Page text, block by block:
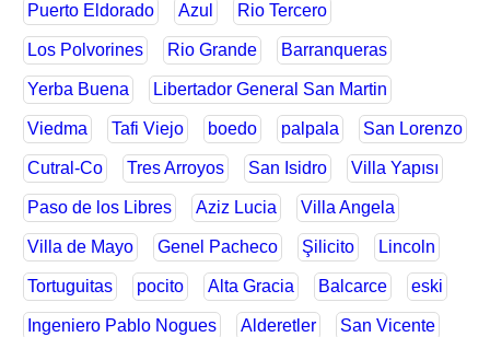
Puerto Eldorado Azul Rio Tercero
Los Polvorines Rio Grande Barranqueras
Yerba Buena Libertador General San Martin
Viedma Tafi Viejo boedo palpala San Lorenzo
Cutral-Co Tres Arroyos San Isidro Villa Yapısı
Paso de los Libres Aziz Lucia Villa Angela
Villa de Mayo Genel Pacheco Şilicito Lincoln
Tortuguitas pocito Alta Gracia Balcarce eski
Ingeniero Pablo Nogues Alderetler San Vicente